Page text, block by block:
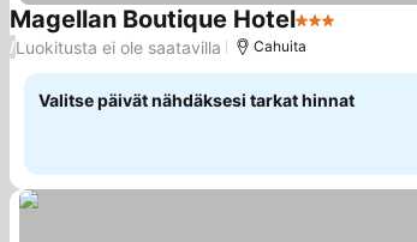
Magellan Boutique Hotel3 Tähtiluokitus
/Luokitusta ei ole saatavilla Cahuita
Valitse päivät nähdäksesi tarkat hinnat